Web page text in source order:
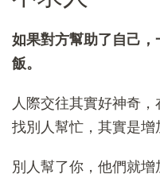
如果對方幫助了自己
飯。
人際交往其實好神奇
找別人幫忙，其實是增
別人幫了你，他們就